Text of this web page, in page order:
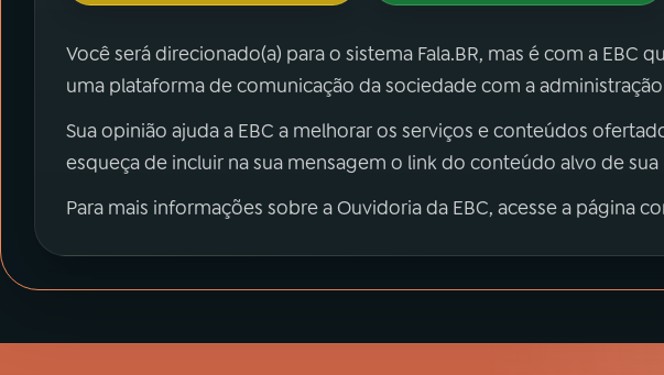
Você será direcionado(a) para o sistema Fala.BR, mas é com a EBC
uma plataforma de comunicação da sociedade com a
Sua opinião ajuda a EBC a melhorar os serviços e conteúdos
esqueça de incluir na sua mensagem o link do conteúdo alvo de
Para mais informações sobre a Ouvidoria da EBC, acesse a página